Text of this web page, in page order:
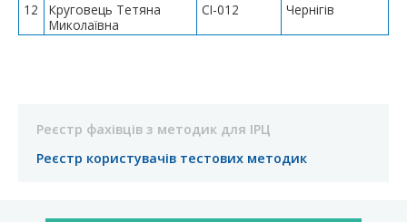
12
Круговець Тетяна
Миколаївна
СІ-012 Чернігів
Реєстр фахівців з методик для ІРЦ
Реєстр користувачів тестових методик